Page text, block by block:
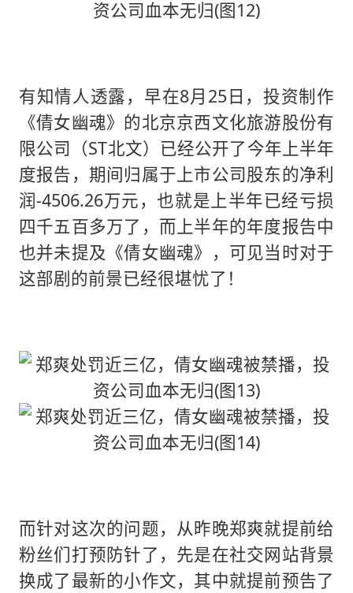
有知情人透露，早在8月25日，投资制作
《倩女幽魂》的北京京西文化旅游股份有
限公司（ST北文）已经公开了今年上半年
度报告，期间归属于上市公司股东的净利
润-4506.26万元，也就是上半年已经亏损
四千五百多万了，而上半年的年度报告中
也并未提及《倩女幽魂》，可见当时对于
这部剧的前景已经很堪忧了！
而针对这次的问题，从昨晚郑爽就提前给
粉丝们打预防针了，先是在社交网站背景
换成了最新的小作文，其中就提前预告了